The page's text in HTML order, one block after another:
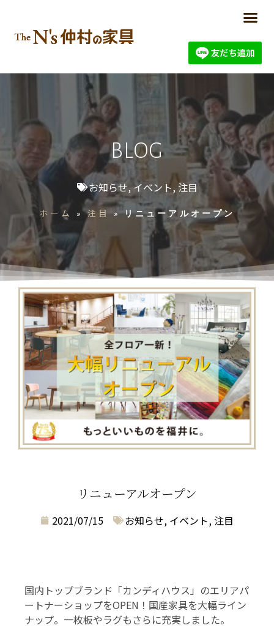
BLOG
お知らせ,イベント,注目
ホーム »注目 »リニューアルオープン
リニューアルオープン
2021/07/15 お知らせ, イベント, 注目
国内トップブランド「カンディハウス」のエリアパ
ートナーショップをOPEN！国産家具を大幅ライン
ナップ。一枚板やラグもさらに充実しました。